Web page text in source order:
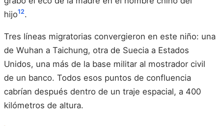
hijo12.
Tres líneas migratorias convergieron en este niño: una
de Wuhan a Taichung, otra de Suecia a Estados
Unidos, una más de la base militar al mostrador civil
de un banco. Todos esos puntos de confluencia
cabrían después dentro de un traje espacial, a 400
kilómetros de altura.